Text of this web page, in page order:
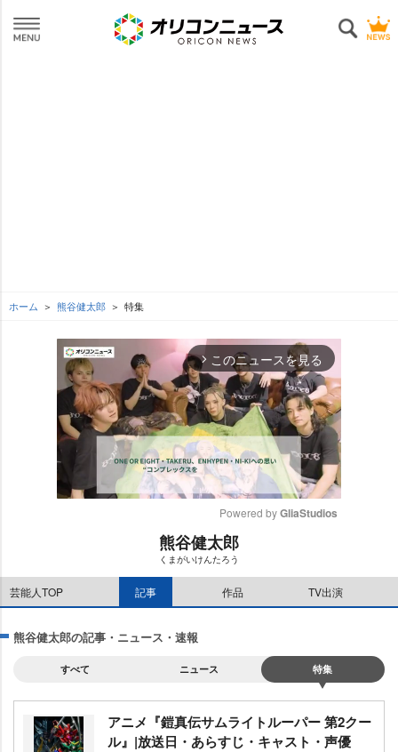
ホーム 熊谷健太郎 特集
arrow_forward_ios このニュースを見る
Powered by GliaStudios
熊谷健太郎
くまがいけんたろう
芸能人TOP 記事 作品 TV出演
熊谷健太郎の記事・ニュース・速報
すべて ニュース 特集
アニメ『鎧真伝サムライトルーパー 第2クー
ル』|放送日・あらすじ・キャスト・声優